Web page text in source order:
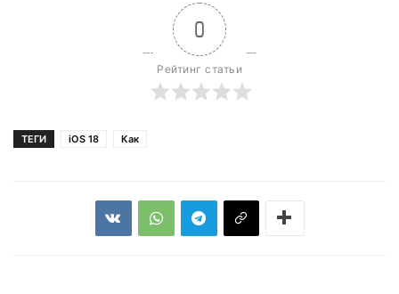
0
Рейтинг статьи
ТЕГИ iOS 18 Как